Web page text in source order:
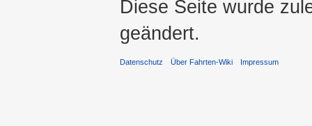
Diese Seite wurde
geändert.
Datenschutz Über Fahrten-Wiki Impressum